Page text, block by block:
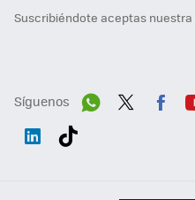
Suscribiéndote aceptas nuestra
Síguenos